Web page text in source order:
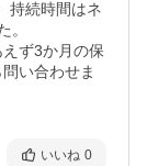
持続時間はネ
。
ず3か月の保
い合わせま
いいね 0